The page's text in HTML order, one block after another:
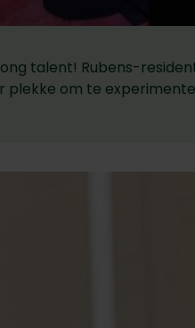
talent! Rubens-
plekke om te